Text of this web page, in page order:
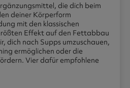
die dich beim
deiner Körperform
mit den klassischen
Effekt auf den Fettabbau
dich nach Supps umzuschauen,
ermöglichen oder die
Vier dafür empfohlene